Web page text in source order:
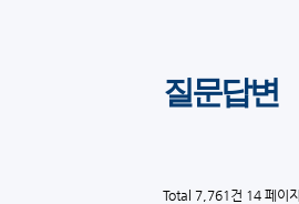
질문답변
Total 7,761건 14 페이지